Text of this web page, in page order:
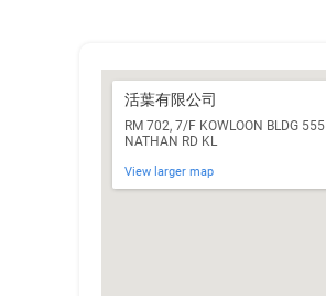
活葉有限公司
RM 702, 7/F KOWLOON BLDG 555
NATHAN RD KL
View larger map